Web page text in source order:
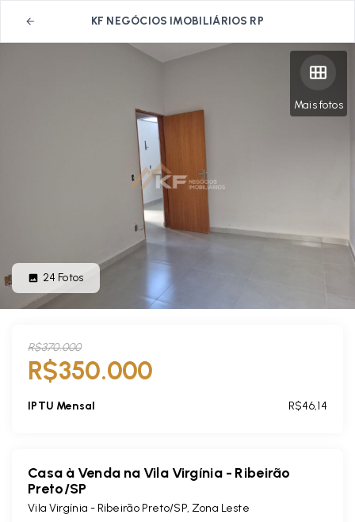
KF NEGÓCIOS IMOBILIÁRIOS RP
Mais fotos
24 Fotos
R$370.000
R$350.000
IPTU Mensal R$46,14
Casa à Venda na Vila Virgínia - Ribeirão
Preto/SP
Vila Virgínia - Ribeirão Preto/SP, Zona Leste